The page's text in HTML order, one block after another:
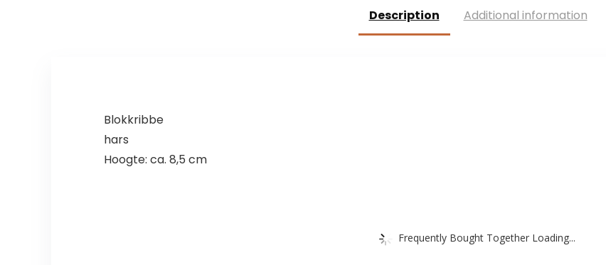
Description Additional information
Blokkribbe
hars
Hoogte: ca. 8,5 cm
Frequently Bought Together Loading...